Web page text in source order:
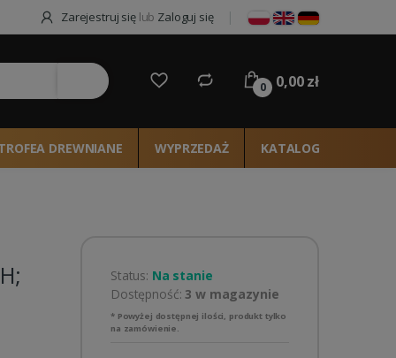
Zarejestruj się lub Zaloguj się
0 0,00 zł
DREWNIANE WYPRZEDAŻ KATALOG 2026
Status: Na stanie
Dostępność:3 w magazynie
* Powyżej dostępnej ilości, produkt tylko
na zamówienie.